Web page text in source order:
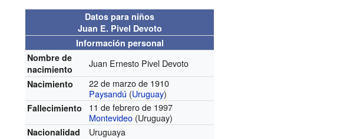
Datos para niños
Juan E. Pivel Devoto
Información personal
Nombre de
nacimiento
Juan Ernesto Pivel Devoto
Nacimiento
22 de marzo de 1910
Paysandú (Uruguay)
Fallecimiento
11 de febrero de 1997
Montevideo (Uruguay)
Nacionalidad Uruguaya